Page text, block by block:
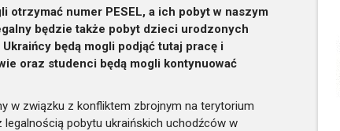
numer PESEL, a ich pobyt w naszym
będzie także pobyt dzieci urodzonych
będą mogli podjąć tutaj pracę i
oraz studenci będą mogli kontynuować
w związku z konfliktem zbrojnym na terytorium
pobytu ukraińskich uchodźców w